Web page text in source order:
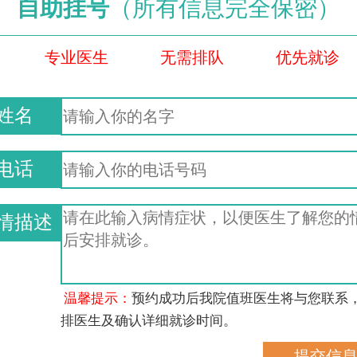
自助挂号 （所有信息完全保密）
专业医生 无需排队 优先就诊
名
话
描述
温馨提示：预约成功后我院值班医生将与您联系
排医生及确认详细就诊时间。